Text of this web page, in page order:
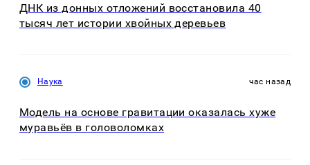
ДНК из донных отложений восстановила 40
тысяч лет истории хвойных деревьев
Наука час назад
Модель на основе гравитации оказалась хуже
муравьёв в головоломках